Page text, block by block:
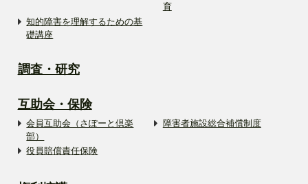
育
知的障害を理解するための基
礎講座
調査・研究
互助会・保険
会員互助会（さぽーと倶楽
部）
障害者施設総合補償制度
役員賠償責任保険